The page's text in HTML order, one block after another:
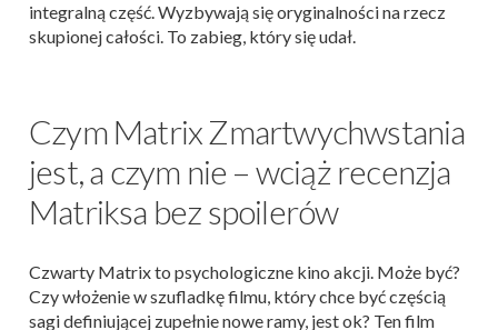
integralną część. Wyzbywają się oryginalności na rzecz
skupionej całości. To zabieg, który się udał.
Czym Matrix Zmartwychwstania
jest, a czym nie – wciąż recenzja
Matriksa bez spoilerów
Czwarty Matrix to psychologiczne kino akcji. Może być?
Czy włożenie w szufladkę filmu, który chce być częścią
sagi definiującej zupełnie nowe ramy, jest ok? Ten film